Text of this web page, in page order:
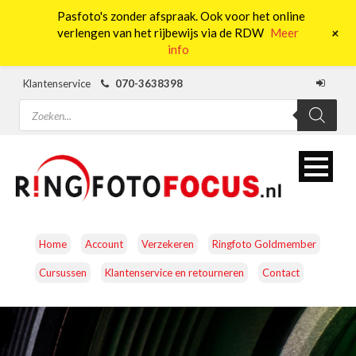
Klantenservice
070-3638398
Producten
zoeken
Home Account Verzekeren Ringfoto Goldmember
Cursussen Klantenservice en retourneren Contact
CAMERA’S OBJECTIEVEN ACCESSOIRES
Pasfoto's zonder afspraak. Ook voor het online
verlengen van het rijbewijs via de RDW Meer
info
+